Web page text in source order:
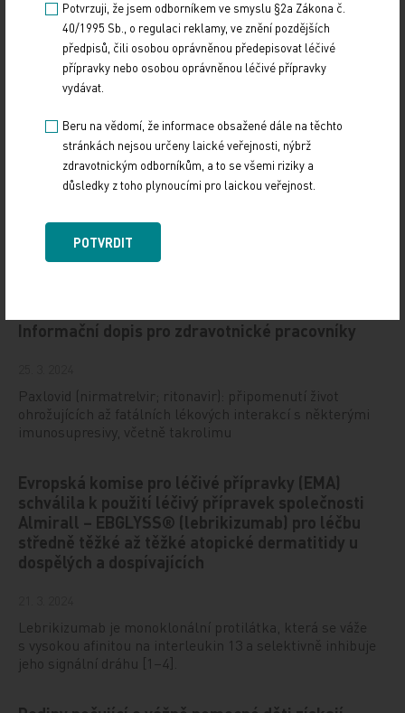
tisková zpráva IKEM
Zdroj: IKEM
Sdílejte článek
Informační dopis pro zdravotnické pracovníky
Paxlovid (nirmatrelvir; ritonavir): připomenutí život
ohrožujících až fatálních lékových interakcí s některými
imunosupresivy, včetně takrolimu
Evropská komise pro léčivé přípravky (EMA)
schválila k použití léčivý přípravek společnosti
Almirall – EBGLYSS® (lebrikizumab) pro léčbu
středně těžké až těžké atopické dermatitidy u
dospělých a dospívajících
Lebrikizumab je monoklonální protilátka, která se váže
s vysokou afinitou na interleukin 13 a selektivně inhibuje
jeho signální dráhu [1–4].
Potvrzuji, že jsem odborníkem ve smyslu §2a Zákona č.
40/1995 Sb., o regulaci reklamy, ve znění pozdějších
předpisů, čili osobou oprávněnou předepisovat léčivé
přípravky nebo osobou oprávněnou léčivé přípravky
vydávat.
Beru na vědomí, že informace obsažené dále na těchto
stránkách nejsou určeny laické veřejnosti, nýbrž
zdravotnickým odborníkům, a to se všemi riziky a
důsledky z toho plynoucími pro laickou veřejnost.
POTVRDIT